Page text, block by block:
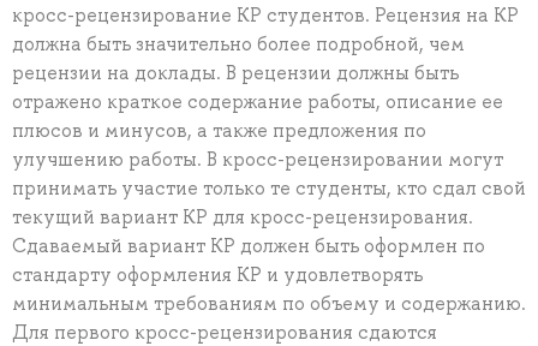
кросс-рецензирование КР студентов. Рецензия на КР
должна быть значительно более подробной, чем
рецензии на доклады. В рецензии должны быть
отражено краткое содержание работы, описание ее
плюсов и минусов, а также предложения по
улучшению работы. В кросс-рецензировании могут
принимать участие только те студенты, кто сдал свой
текущий вариант КР для кросс-рецензирования.
Сдаваемый вариант КР должен быть оформлен по
стандарту оформления КР и удовлетворять
минимальным требованиям по объему и содержанию.
Для первого кросс-рецензирования сдаются